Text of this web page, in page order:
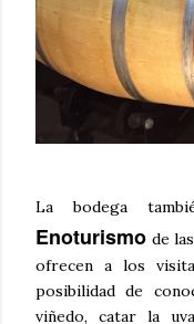
La bodega
Enoturismo de
ofrecen a los
posibilidad de
viñedo, catar la